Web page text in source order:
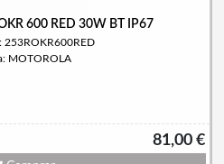
600 RED 30W BT IP67
253ROKR600RED
MOTOROLA
81,00 €